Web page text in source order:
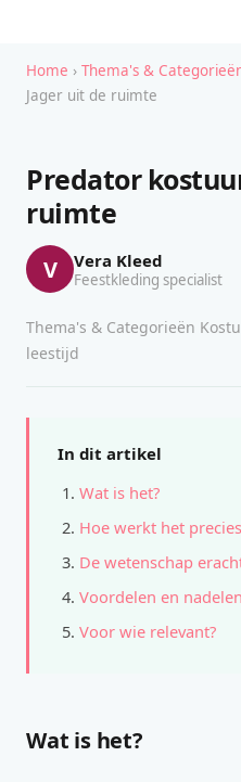
Home › Thema's &
Jager uit de ruimte
Predator
ruimte
V Vera Kleed
Feestkleding specialist
Thema's & Categorieën
leestijd
In dit artikel
Wat is het?
Hoe werkt het
De wetenschap
Voordelen en nadelen
Voor wie relevant?
Wat is het?